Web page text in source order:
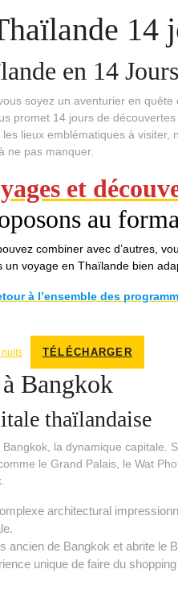
14
en 14
soyez un aventurier en
promet 14 jours de
lieux emblématiques à
ne pas manquer.
et
au
combiner avec d’autres,
un voyage en Thaïlande bien
à l’ensemble des
TÉLÉCHARGER
Bangkok
thaïlandaise
la dynamique capitale.
le Grand Palais, le Wat
architectural
ancien de Bangkok et abrite le
unique de faire du